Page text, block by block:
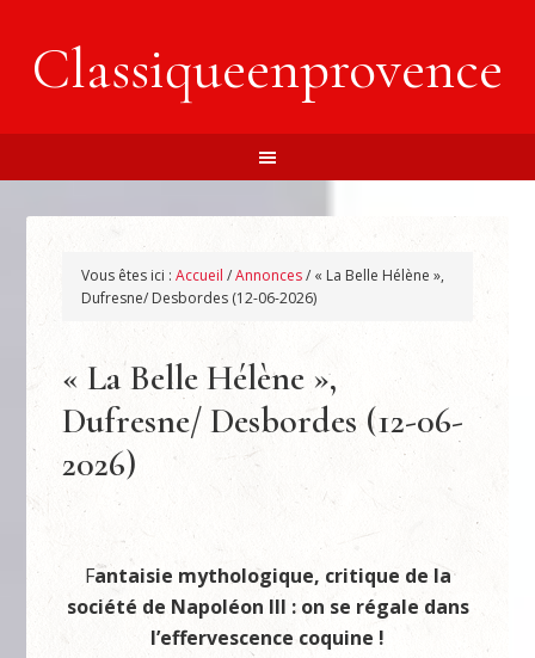
Classiqueenprovence
Vous êtes ici :Accueil /Annonces/ « La Belle Hélène »,
Dufresne/ Desbordes (12-06-2026)
« La Belle Hélène »,
Dufresne/ Desbordes (12-06-
2026)
Fantaisie mythologique, critique de la
société de Napoléon III : on se régale dans
l’effervescence coquine !